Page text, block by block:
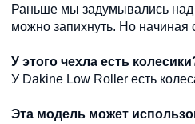
Раньше мы задумывались над
можно запихнуть. Но начиная
У этого чехла есть
У Dakine Low Roller есть
Эта модель может